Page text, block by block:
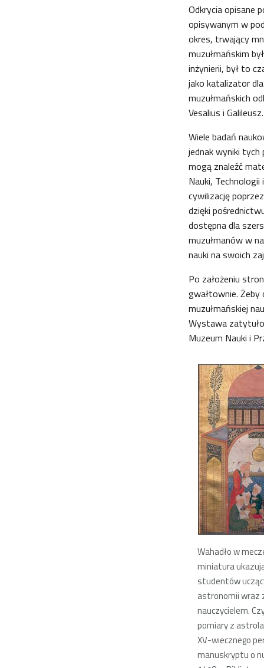
Odkrycia opisane
opisywanym w
okres, trwający
muzułmańskim
inżynierii, był to
jako katalizator
muzułmańskich
Vesalius i Galileusz.
Wiele badań
jednak wyniki tych
mogą znaleźć
Nauki, Technologii
cywilizację
dzięki
dostępna dla
muzułmanów w
nauki na swoich
Po założeniu
gwałtownie.
muzułmańskiej
Wystawa
Muzeum Nauki i
Wahadło w
miniatura
studentów
astronomii wraz
nauczycielem.
pomiary z
XV-wiecznego
manuskryptu o